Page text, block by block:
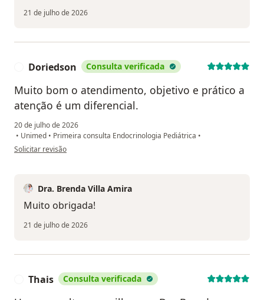
21 de julho de 2026
Doriedson Consulta verificada
Muito bom o atendimento, objetivo e prático a
atenção é um diferencial.
20 de julho de 2026
• Unimed • Primeira consulta Endocrinologia Pediátrica •
na opinião do utilizador Doriedson
Solicitar revisão
Dra. Brenda Villa Amira
Muito obrigada!
21 de julho de 2026
Thais Consulta verificada